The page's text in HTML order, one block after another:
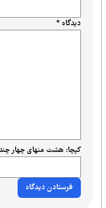
دیدگاه*
کپچا: هشت منهای چهار چند